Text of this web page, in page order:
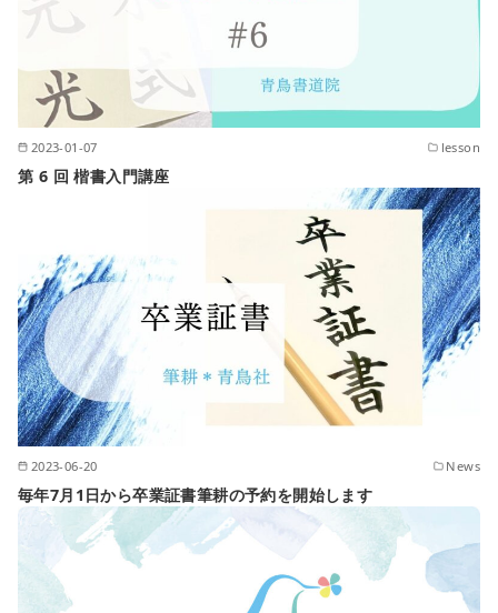
2023-01-07 lesson
第 6 回 楷書入門講座
2023-06-20 News
毎年7月1日から卒業証書筆耕の予約を開始します